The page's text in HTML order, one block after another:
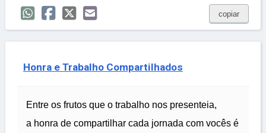
copiar
Honra e Trabalho Compartilhados
Entre os frutos que o trabalho nos presenteia,
a honra de compartilhar cada jornada com vocês é